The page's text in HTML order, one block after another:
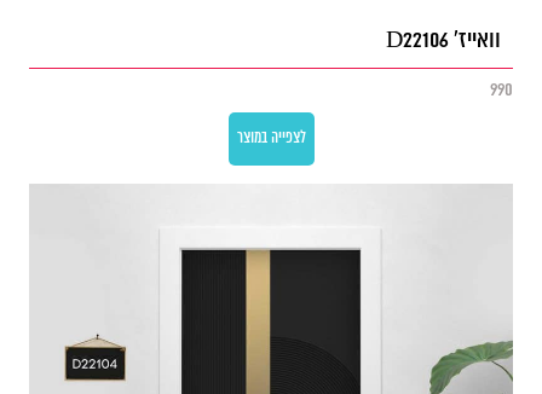
וואייז' D22106
990
לצפייה במוצר